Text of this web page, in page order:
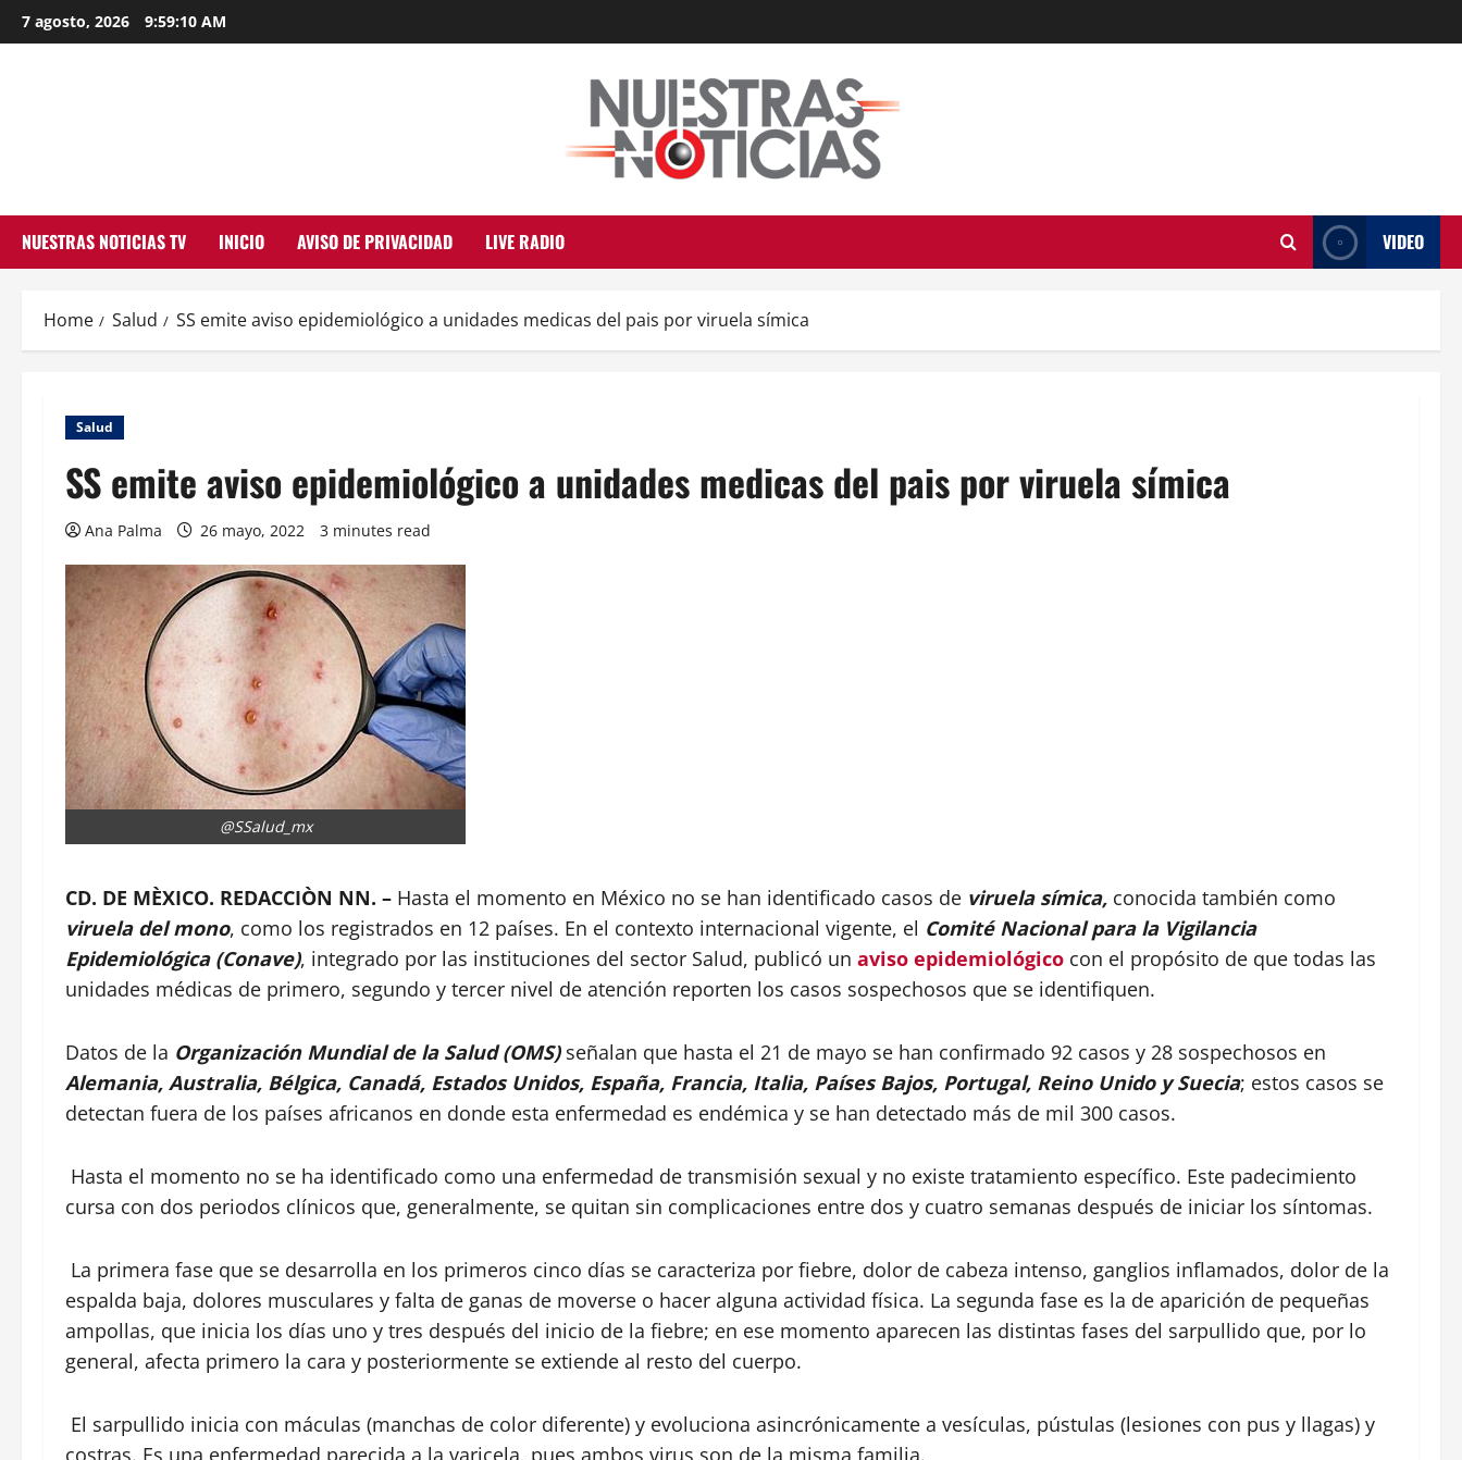
Skip
to
7 agosto, 2026 9:59:11 AM
NUESTRAS NOTICIAS TV INICIO AVISO DE PRIVACIDAD LIVE RADIO VIDEO
Home Salud SS emite aviso epidemiológico a unidades medicas del pais por viruela símica
Salud
SS emite aviso epidemiológico a unidades medicas del pais por viruela símica
Ana Palma 26 mayo, 2022 3 minutes read
@SSalud_mx
CD. DE MÈXICO. REDACCIÒN NN. – Hasta el momento en México no se han identificado casos de viruela símica, conocida también como
viruela del mono, como los registrados en 12 países. En el contexto internacional vigente, el Comité Nacional para la Vigilancia
Epidemiológica (Conave), integrado por las instituciones del sector Salud, publicó un aviso epidemiológico con el propósito de que todas las
unidades médicas de primero, segundo y tercer nivel de atención reporten los casos sospechosos que se identifiquen.
Datos de la Organización Mundial de la Salud (OMS)señalan que hasta el 21 de mayo se han confirmado 92 casos y 28 sospechosos en
Alemania, Australia, Bélgica, Canadá, Estados Unidos, España, Francia, Italia, Países Bajos, Portugal, Reino Unido y Suecia; estos casos se
detectan fuera de los países africanos en donde esta enfermedad es endémica y se han detectado más de mil 300 casos.
Hasta el momento no se ha identificado como una enfermedad de transmisión sexual y no existe tratamiento específico. Este padecimiento
cursa con dos periodos clínicos que, generalmente, se quitan sin complicaciones entre dos y cuatro semanas después de iniciar los síntomas.
La primera fase que se desarrolla en los primeros cinco días se caracteriza por fiebre, dolor de cabeza intenso, ganglios inflamados, dolor de la
espalda baja, dolores musculares y falta de ganas de moverse o hacer alguna actividad física. La segunda fase es la de aparición de pequeñas
ampollas, que inicia los días uno y tres después del inicio de la fiebre; en ese momento aparecen las distintas fases del sarpullido que, por lo
general, afecta primero la cara y posteriormente se extiende al resto del cuerpo.
El sarpullido inicia con máculas (manchas de color diferente) y evoluciona asincrónicamente a vesículas, pústulas (lesiones con pus y llagas) y
costras. Es una enfermedad parecida a la varicela, pues ambos virus son de la misma familia.